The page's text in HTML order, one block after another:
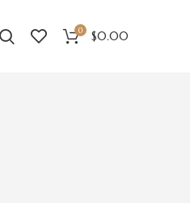
0 $0.00